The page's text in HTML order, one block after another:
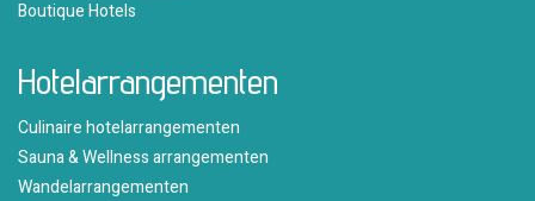
Boutique Hotels
Hotelarrangementen
Culinaire hotelarrangementen
Sauna & Wellness arrangementen
Wandelarrangementen